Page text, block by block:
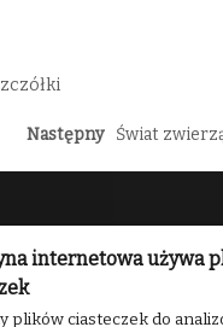
Następny Świat
Przedszkole nr 2 w
internetowa używa
plików ciasteczek do